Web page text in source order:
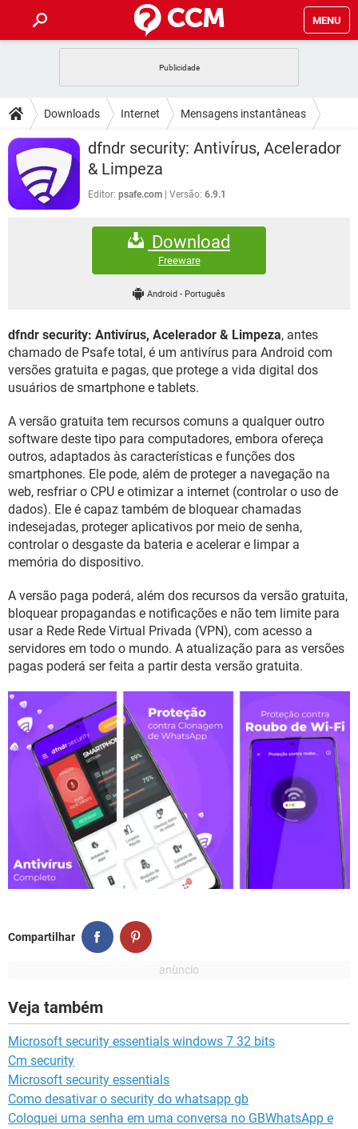
MENU
CELULAR FACEBOOK
OUTLOOK EXCEL
INSTAGRAM
GUIA DE COMPRAS
DICAS
JOGOS
CELULAR
OUTLOOK
DOWNLOADS
JOGOS
CELULAR FACEBOOK
EXCEL
GMAIL
FÓRUM
FACEBOOK
EXCEL
GMAIL
WHATSAPP
INSTAGRAM GMAIL
GUIA DE COMPRAS
Downloads Internet Mensagens instantâneas
dfndr security: Antivírus, Acelerador
& Limpeza
Editor: psafe.com Versão: 6.9.1
Download
Freeware
Android - Português
dfndr security: Antivírus, Acelerador & Limpeza, antes
chamado de Psafe total, é um antivírus para Android com
versões gratuita e pagas, que protege a vida digital dos
usuários de smartphone e tablets.
A versão gratuita tem recursos comuns a qualquer outro
software deste tipo para computadores, embora ofereça
outros, adaptados às características e funções dos
smartphones. Ele pode, além de proteger a navegação na
web, resfriar o CPU e otimizar a internet (controlar o uso de
dados). Ele é capaz também de bloquear chamadas
indesejadas, proteger aplicativos por meio de senha,
controlar o desgaste da bateria e acelerar e limpar a
memória do dispositivo.
A versão paga poderá, além dos recursos da versão gratuita,
bloquear propagandas e notificações e não tem limite para
usar a Rede Rede Virtual Privada (VPN), com acesso a
servidores em todo o mundo. A atualização para as versões
pagas poderá ser feita a partir desta versão gratuita.
Compartilhar
Veja também
Microsoft security essentials windows 7 32 bits
Cm security
Microsoft security essentials
Como desativar o security do whatsapp gb
Coloquei uma senha em uma conversa no GBWhatsApp e